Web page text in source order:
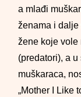
a mlađi
ženama i
žene koje vole
(predatori), a
muškaraca,
„Mother I Like